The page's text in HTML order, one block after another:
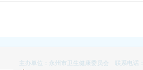
主办单位：永州市卫生健康委员会 联系电话